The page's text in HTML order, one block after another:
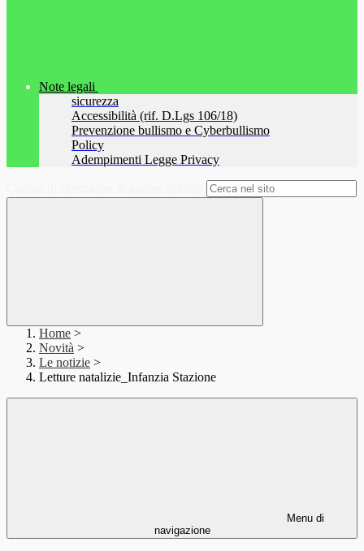
Note legali
sicurezza
Accessibilità (rif. D.Lgs 106/18)
Prevenzione bullismo e Cyberbullismo
Policy
Adempimenti Legge Privacy
Home >
Novità >
Le notizie >
Letture natalizie_Infanzia Stazione
Menu di
navigazione